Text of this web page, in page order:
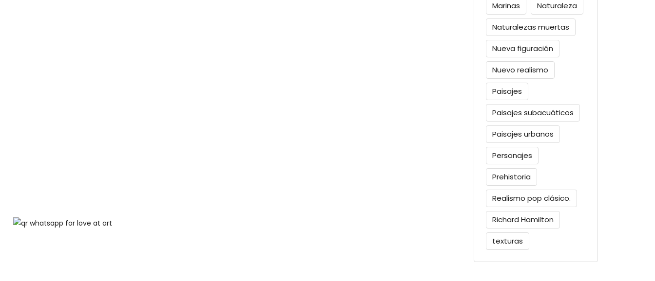
Marinas Naturaleza
Naturalezas muertas
Nueva figuración
Nuevo realismo
Paisajes
Paisajes subacuáticos
Paisajes urbanos
Personajes
Prehistoria
Realismo pop clásico.
Richard Hamilton
texturas